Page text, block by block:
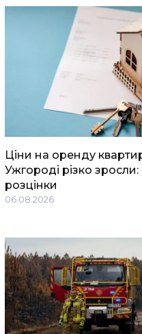
Ціни на оренду
Ужгороді різко зросли:
розцінки
06.08.2026